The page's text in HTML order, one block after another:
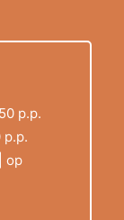
p.p.
p.p.
op